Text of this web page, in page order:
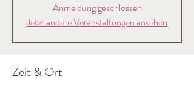
Anmeldung geschlossen
Jetzt andere Veranstaltungen ansehen
Zeit & Ort